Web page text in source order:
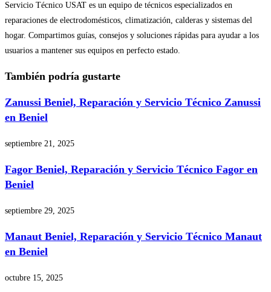
Servicio Técnico USAT es un equipo de técnicos especializados en
reparaciones de electrodomésticos, climatización, calderas y sistemas del
hogar. Compartimos guías, consejos y soluciones rápidas para ayudar a los
usuarios a mantener sus equipos en perfecto estado.
También podría gustarte
Zanussi Beniel, Reparación y Servicio Técnico Zanussi
en Beniel
septiembre 21, 2025
Fagor Beniel, Reparación y Servicio Técnico Fagor en
Beniel
septiembre 29, 2025
Manaut Beniel, Reparación y Servicio Técnico Manaut
en Beniel
octubre 15, 2025